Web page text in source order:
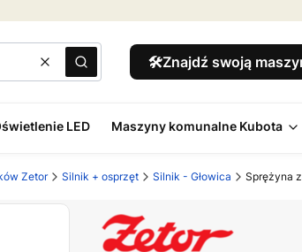
WyczyśćSzukaj 🛠️Znajdź swoją
LED Maszyny komunalne Kubota
Zetor Silnik + osprzęt Silnik - Głowica Sprężyna